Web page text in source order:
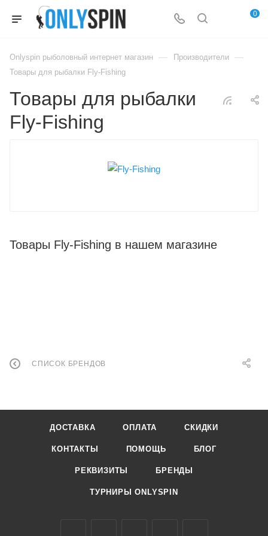
0
Onlyspin рыболовный интернет магазин — Производители —
Товары для рыбалки Fly-Fishing
Товары для рыбалки
Fly-Fishing
Товары Fly-Fishing в нашем магазине
СПИСОК БРЕНДОВ
ДОСТАВКА ОПЛАТА СКИДКИ
КОНТАКТЫ ПОМОЩЬ БЛОГ
РЕКВИЗИТЫ БРЕНДЫ
ТУРНИРЫ ONLYSPIN